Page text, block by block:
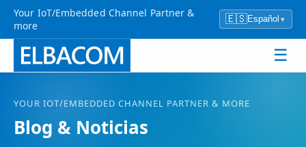
Your IoT/Embedded Channel Partner &
more
🇪🇸Español ▾
☰
YOUR IOT/EMBEDDED CHANNEL PARTNER & MORE
Blog & Noticias